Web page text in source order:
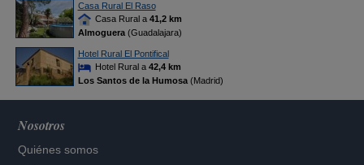
Casa Rural El Raso
Casa Rural a 41,2 km
Almoguera(Guadalajara)
Hotel Rural El Pontifical
Hotel Rural a 42,4 km
Los Santos de la Humosa(Madrid)
Nosotros
Quiénes somos